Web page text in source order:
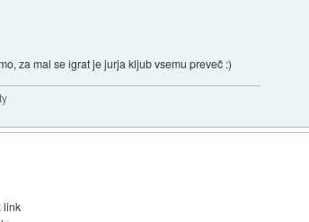
za mal se igrat je jurja kljub vsemu preveč :)
link